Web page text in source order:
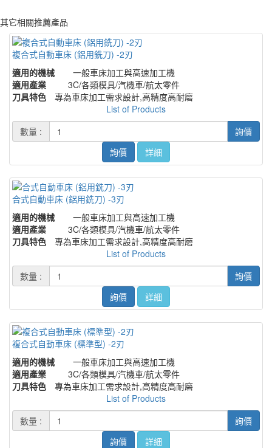
其它相關推薦產品
複合式自動車床 (鋁用銑刀) -2刃
適用的機械
一般車床加工與高速加工機
適用產業
3C/各類模具/汽機車/航太零件
刀具特色
專為車床加工需求設計,高精度高耐磨
List of Products
數量 :
詢價
詢價
詳細
合式自動車床 (鋁用銑刀) -3刃
適用的機械
一般車床加工與高速加工機
適用產業
3C/各類模具/汽機車/航太零件
刀具特色
專為車床加工需求設計,高精度高耐磨
List of Products
數量 :
詢價
詢價
詳細
複合式自動車床 (標準型) -2刃
適用的機械
一般車床加工與高速加工機
適用產業
3C/各類模具/汽機車/航太零件
刀具特色
專為車床加工需求設計,高精度高耐磨
List of Products
數量 :
詢價
詢價
詳細